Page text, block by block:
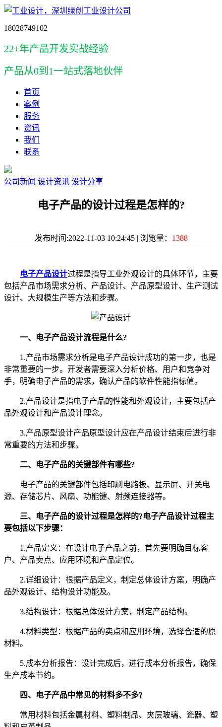
18028749102
22+年产品开发实战经验
产品从0到1一站式落地伙伴
首页
案例
服务
资讯
我们
联系
公司新闻 设计资讯 设计分享
电子产品的设计过程是怎样的?
发布时间:2022-11-03 10:24:45 | 浏览量： 1388
电子产品设计过程是指导工业外观设计的具体环节，主要
包括产品市场需求分析、产品设计、产品原型设计、生产测试
设计、大规模生产等方法和步骤。
一、电子产品设计流程是什么?
1.产品市场需求分析是电子产品设计成功的第一步，也是
非常重要的一步。开发者需要深入分析价格、用户和竞争对
手，明确电子产品的需求，确认产品的软件性能指标值。
2.产品设计是指电子产品的性能和外观设计，主要包括产
品外观设计和产品设计理念。
3.产品原型设计产品原型设计应在产品设计结束后进行非
常重要的方法和步骤。
二、电子产品的关键部件有哪些?
电子产品的关键部件包括印刷电路板、显示屏、开关电
源、存储芯片、风扇、功能键、射频连接器等。
三、电子产品的设计过程是怎样的?电子产品设计过程主
要包括以下步骤：
1.产品定义：在设计电子产品之前，首先要明确目标客
户、产品卖点、应用环境和产品定位。
2.详细设计：根据产品定义，制定总体设计方案，明确产
品外观设计、结构设计功能及。
3.结构设计：根据总体设计方案，制定产品结构。
4.材料类型：根据产品的卖点和应用环境，选择合适的原
材料。
5.成本分析报告：设计完成后，进行成本分析报告，确保
生产成本节约。
四、电子产品中常见的材料多不多?
常用材料包括金属材料、塑料制品、夹层玻璃、瓷器、塑